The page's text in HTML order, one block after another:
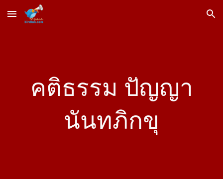
Skip to main content Skip to navigation
คติธรรม ปัญญา
นันทภิกขุ